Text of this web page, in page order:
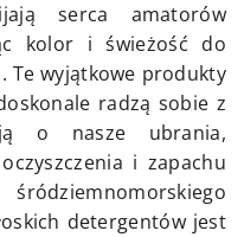
serca amatorów
kolor i świeżość do
Te wyjątkowe produkty
radzą sobie z
o nasze ubrania,
i zapachu
detergentów jest